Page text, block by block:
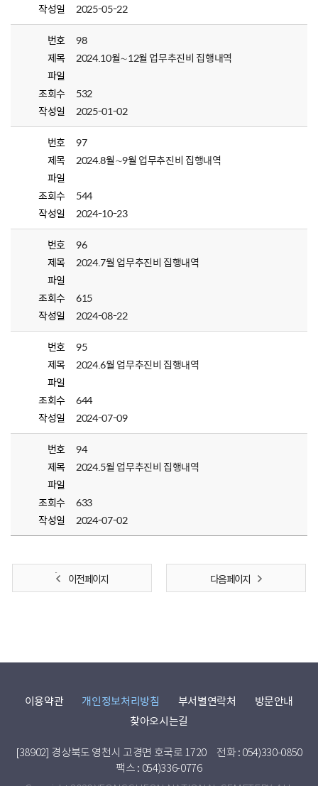
작성일
2025-05-22
번호
98
제목
2024.10월∼12월 업무추진비 집행내역
파일
조회수
532
작성일
2025-01-02
번호
97
제목
2024.8월∼9월 업무추진비 집행내역
파일
조회수
544
작성일
2024-10-23
번호
96
제목
2024.7월 업무추진비 집행내역
파일
조회수
615
작성일
2024-08-22
번호
95
제목
2024.6월 업무추진비 집행내역
파일
조회수
644
작성일
2024-07-09
번호
94
제목
2024.5월 업무추진비 집행내역
파일
조회수
633
작성일
2024-07-02
이전 페이지 다음 페이지
이용약관 개인정보처리방침 부서별연락처
방문안내
찾아오시는길
[38902] 경상북도 영천시 고경면 호국로 1720
전화 : 054)330-0850
팩스 : 054)336-0776